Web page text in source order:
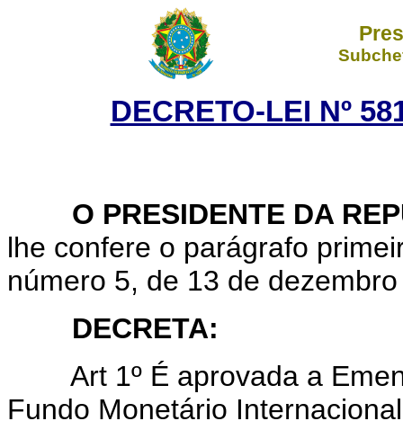
DECRETO-LEI Nº
O PRESIDENTE DA
lhe confere o parágrafo
número 5, de 13 de
DECRETA:
Art 1º É aprovada a
Fundo Monetário